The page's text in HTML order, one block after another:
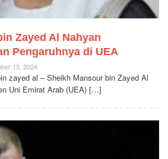
Zayed Al Nahyan
Pengaruhnya di UEA
13, 2024
zayed al – Sheikh Mansour bin Zayed Al
Uni Emirat Arab (UEA) […]